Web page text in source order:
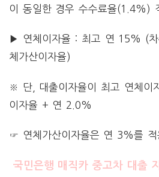
이 동일한 경우 수수료율(1.4%)
▶ 연체이자율 : 최고 연 15% (차
체가산이자율)
※ 단, 대출이자율이 최고 연체이
이자율 + 연 2.0%
☞ 연체가산이자율은 연 3%를 적
국민은행 매직카 중고차 대출